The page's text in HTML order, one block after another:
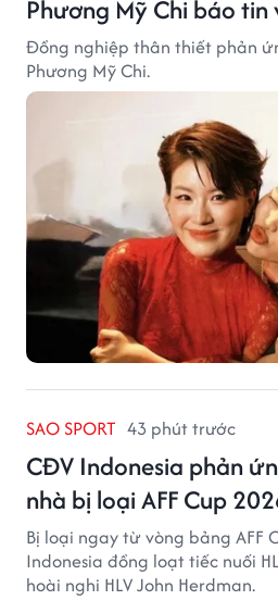
Phương Mỹ Chi báo tin
Đồng nghiệp thân thiết phản
Phương Mỹ Chi.
SAO SPORT 43 phút trước
CĐV Indonesia phản
nhà bị loại AFF Cup
Bị loại ngay từ vòng bảng AFF
Indonesia đồng loạt tiếc nuối
hoài nghi HLV John Herdman.